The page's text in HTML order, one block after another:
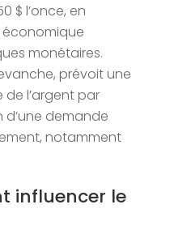
$ l’once, en
économique
monétaires.
prévoit une
l’argent par
d’une demande
notamment
influencer le